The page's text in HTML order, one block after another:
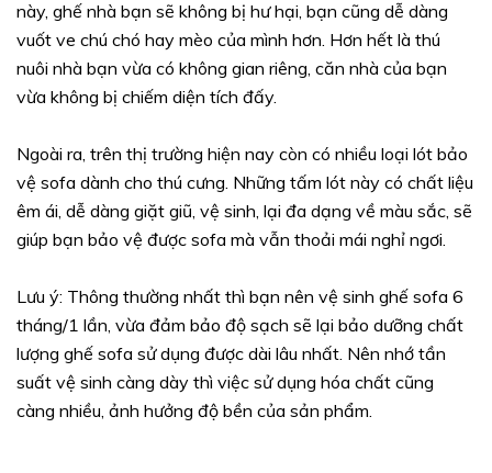
này, ghế nhà bạn sẽ không bị hư hại, bạn cũng dễ dàng
vuốt ve chú chó hay mèo của mình hơn. Hơn hết là thú
nuôi nhà bạn vừa có không gian riêng, căn nhà của bạn
vừa không bị chiếm diện tích đấy.
Ngoài ra, trên thị trường hiện nay còn có nhiều loại lót bảo
vệ sofa dành cho thú cưng. Những tấm lót này có chất liệu
êm ái, dễ dàng giặt giũ, vệ sinh, lại đa dạng về màu sắc, sẽ
giúp bạn bảo vệ được sofa mà vẫn thoải mái nghỉ ngơi.
Lưu ý: Thông thường nhất thì bạn nên vệ sinh ghế sofa 6
tháng/1 lần, vừa đảm bảo độ sạch sẽ lại bảo dưỡng chất
lượng ghế sofa sử dụng được dài lâu nhất. Nên nhớ tần
suất vệ sinh càng dày thì việc sử dụng hóa chất cũng
càng nhiều, ảnh hưởng độ bền của sản phẩm.